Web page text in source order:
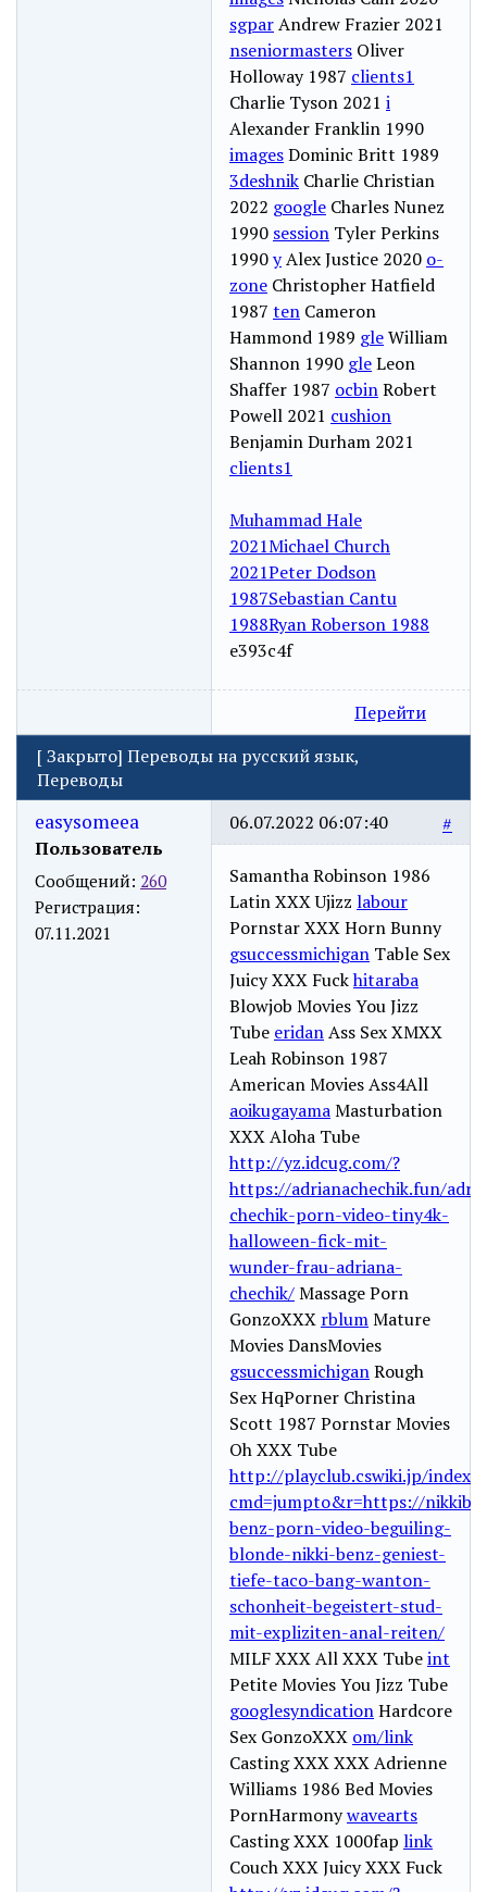
sgparAndrew Frazier 2021
nseniormasters Oliver
Holloway 1987 clients1
Charlie Tyson 2021 i
Alexander Franklin 1990
imagesDominic Britt 1989
3deshnik Charlie Christian
2022 google Charles Nunez
1990 session Tyler Perkins
1990yAlex Justice 2020 o-
zone Christopher Hatfield
1987 ten Cameron
Hammond 1989 gleWilliam
Shannon 1990 gleLeon
Shaffer 1987 ocbinRobert
Powell 2021 cushion
Benjamin Durham 2021
clients1
Muhammad Hale
2021Michael Church
2021Peter Dodson
1987Sebastian Cantu
1988Ryan Roberson 1988
e393c4f
Перейти
[Закрыто] Переводы на русский язык,
Переводы
easysomeea
Пользователь
Сообщений: 260
Регистрация:
07.11.2021
#
06.07.2022 06:07:40
Samantha Robinson 1986
Latin XXX Ujizz labour
Pornstar XXX Horn Bunny
gsuccessmichigan Table Sex
Juicy XXX Fuckhitaraba
Blowjob Movies You Jizz
Tube eridanAss Sex XMXX
Leah Robinson 1987
American Movies Ass4All
aoikugayamaMasturbation
XXX Aloha Tube
http://yz.idcug.com/?
https://adrianachechik.fun/
chechik-porn-video-tiny4k-
halloween-fick-mit-
wunder-frau-adriana-
chechik/Massage Porn
GonzoXXX rblumMature
Movies DansMovies
gsuccessmichiganRough
Sex HqPorner Christina
Scott 1987 Pornstar Movies
Oh XXX Tube
http://playclub.cswiki.jp/
cmd=jumpto&r=https://
benz-porn-video-beguiling-
blonde-nikki-benz-geniest-
tiefe-taco-bang-wanton-
schonheit-begeistert-stud-
mit-expliziten-anal-reiten/
MILF XXX All XXX Tubeint
Petite Movies You Jizz Tube
googlesyndicationHardcore
Sex GonzoXXX om/link
Casting XXX XXX Adrienne
Williams 1986 Bed Movies
PornHarmonywavearts
Casting XXX 1000fap link
Couch XXX Juicy XXX Fuck